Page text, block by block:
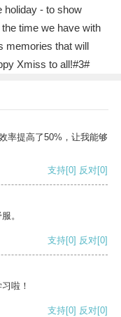
holiday - to show
time we have with
memories that will
Xmiss to all!#3#
率提高了50%，让我能够
支持[0] 反对[0]
。
支持[0] 反对[0]
啦！
支持[0] 反对[0]